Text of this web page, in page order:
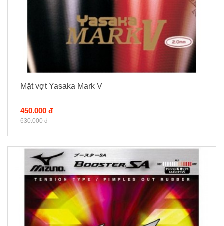
Mặt vợt Yasaka Mark V
450.000 đ
630.000 đ